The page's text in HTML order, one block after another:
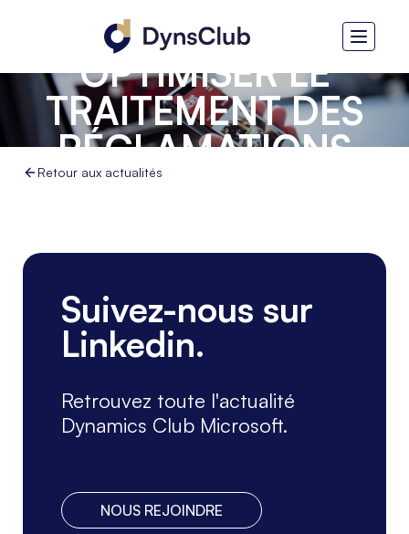
COMMENT
OPTIMISER LE
TRAITEMENT DES
RÉCLAMATIONS
CLIENTS ?
Retour aux actualités
Suivez-nous sur
Linkedin.
Retrouvez toute l'actualité
Dynamics Club Microsoft.
NOUS REJOINDRE